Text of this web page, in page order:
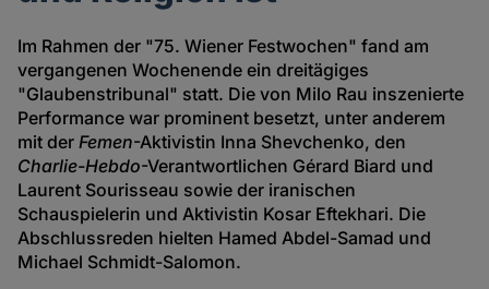
Im Rahmen der "75. Wiener Festwochen" fand am
vergangenen Wochenende ein dreitägiges
"Glaubenstribunal" statt. Die von Milo Rau inszenierte
Performance war prominent besetzt, unter anderem
mit derFemen-Aktivistin Inna Shevchenko, den
Charlie-Hebdo-Verantwortlichen Gérard Biard und
Laurent Sourisseau sowie der iranischen
Schauspielerin und Aktivistin Kosar Eftekhari. Die
Abschlussreden hielten Hamed Abdel-Samad und
Michael Schmidt-Salomon.